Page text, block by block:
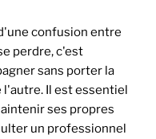
confusion entre
perdre, c'est
sans porter la
l'autre. Il est essentiel
ses propres
un professionnel